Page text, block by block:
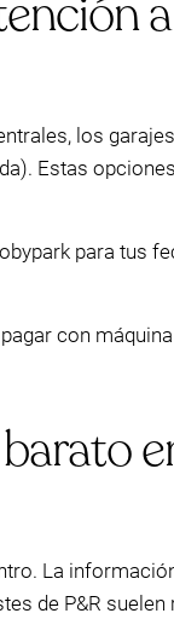
los
Estas
para tus
con
La
de P&R suelen